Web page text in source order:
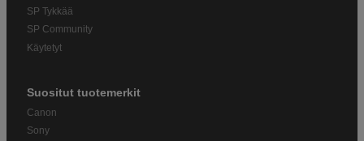
SP Tykkää
SP Community
Käytetyt
Suositut tuotemerkit
Canon
Sony